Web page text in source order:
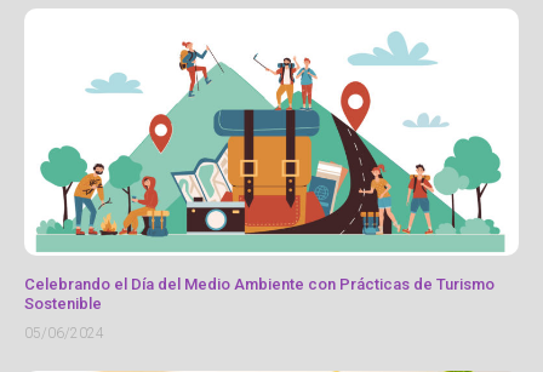
Celebrando el Día del Medio Ambiente con Prácticas de Turismo
Sostenible
05/06/2024